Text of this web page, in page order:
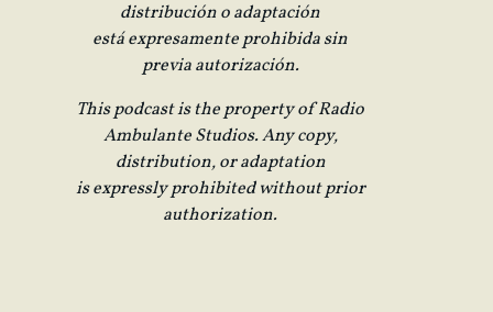
distribución o adaptación
está expresamente prohibida sin
previa autorización.
This podcast is the property of Radio
Ambulante Studios. Any copy,
distribution, or adaptation
is expressly prohibited without prior
authorization.